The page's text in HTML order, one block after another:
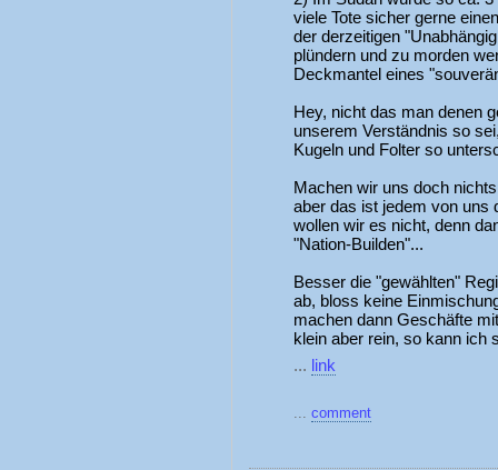
viele Tote sicher gerne
der derzeitigen
plündern und zu morden
Deckmantel eines
Hey, nicht das man denen
unserem Verständnis so
Kugeln und Folter so
Machen wir uns doch
aber das ist jedem von uns
wollen wir es nicht, denn
"Nation-Builden"...
Besser die "gewählten"
ab, bloss keine
machen dann Geschäfte
klein aber rein, so kann ich
... link
... comment